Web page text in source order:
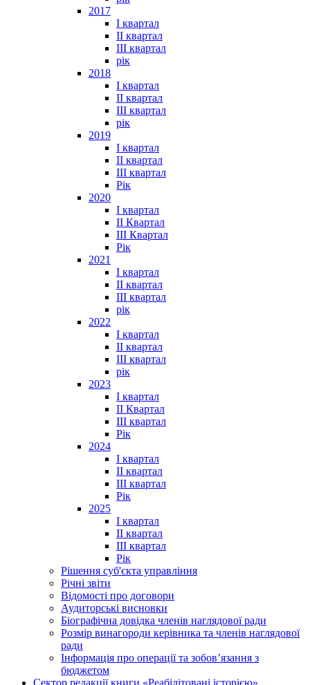
2017
I квартал
II квартал
III квартал
рік
2018
I квартал
II квартал
III квартал
рік
2019
I квартал
II квартал
III квартал
Рік
2020
I квартал
II Квартал
III Квартал
Рік
2021
I квартал
II квартал
III квартал
рік
2022
I квартал
II квартал
ІІІ квартал
рік
2023
І квартал
ІІ Квартал
III квартал
Рік
2024
I квартал
II квартал
III квартал
Рік
2025
I квартал
II квартал
III квартал
Рік
Рішення суб'єкта управління
Річні звіти
Відомості про договори
Аудиторські висновки
Біографічна довідка членів наглядової ради
Розмір винагороди керівника та членів наглядової
ради
Інформація про операції та зобов’язання з
бюджетом
Сектор редакції книги «Реабілітовані історією»